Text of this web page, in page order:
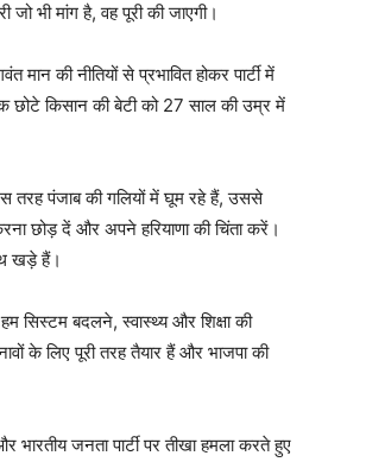
भी मांग है, वह पूरी की जाएगी।
की नीतियों से प्रभावित होकर पार्टी में
छोटे किसान की बेटी को 27 साल की उम्र में
तरह पंजाब की गलियों में घूम रहे हैं, उससे
छोड़ दें और अपने हरियाणा की चिंता करें।
खड़े हैं।
सिस्टम बदलने, स्वास्थ्य और शिक्षा की
के लिए पूरी तरह तैयार हैं और भाजपा की
जनता पार्टी पर तीखा हमला करते हुए